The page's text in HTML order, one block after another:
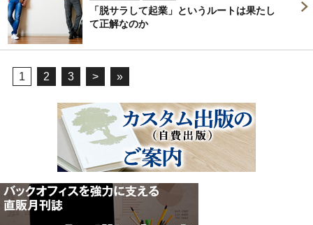
「脱サラして起業」というルートは果たし
て正解なのか
1 2 3 > »